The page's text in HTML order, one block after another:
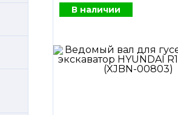
В наличии